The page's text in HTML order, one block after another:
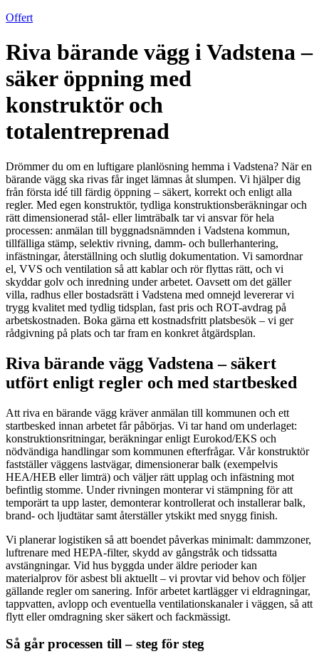
Offert
Riva bärande vägg i Vadstena –
säker öppning med
konstruktör och
totalentreprenad
Drömmer du om en luftigare planlösning hemma i Vadstena? När en
bärande vägg ska rivas får inget lämnas åt slumpen. Vi hjälper dig
från första idé till färdig öppning – säkert, korrekt och enligt alla
regler. Med egen konstruktör, tydliga konstruktionsberäkningar och
rätt dimensionerad stål- eller limträbalk tar vi ansvar för hela
processen: anmälan till byggnadsnämnden i Vadstena kommun,
tillfälliga stämp, selektiv rivning, damm- och bullerhantering,
infästningar, återställning och slutlig dokumentation. Vi samordnar
el, VVS och ventilation så att kablar och rör flyttas rätt, och vi
skyddar golv och inredning under arbetet. Oavsett om det gäller
villa, radhus eller bostadsrätt i Vadstena med omnejd levererar vi
trygg kvalitet med tydlig tidsplan, fast pris och ROT-avdrag på
arbetskostnaden. Boka gärna ett kostnadsfritt platsbesök – vi ger
rådgivning på plats och tar fram en konkret åtgärdsplan.
Riva bärande vägg Vadstena – säkert
utfört enligt regler och med startbesked
Att riva en bärande vägg kräver anmälan till kommunen och ett
startbesked innan arbetet får påbörjas. Vi tar hand om underlaget:
konstruktionsritningar, beräkningar enligt Eurokod/EKS och
nödvändiga handlingar som kommunen efterfrågar. Vår konstruktör
fastställer väggens lastvägar, dimensionerar balk (exempelvis
HEA/HEB eller limträ) och väljer rätt upplag och infästning mot
befintlig stomme. Under rivningen monterar vi stämpning för att
temporärt ta upp laster, demonterar kontrollerat och installerar balk,
brand- och ljudtätar samt återställer ytskikt med snygg finish.
Vi planerar logistiken så att boendet påverkas minimalt: dammzoner,
luftrenare med HEPA-filter, skydd av gångstråk och tidssatta
avstängningar. Vid hus byggda under äldre perioder kan
materialprov för asbest bli aktuellt – vi provtar vid behov och följer
gällande regler om sanering. Inför arbetet kartlägger vi eldragningar,
tappvatten, avlopp och eventuella ventilationskanaler i väggen, så att
flytt eller omdragning sker säkert och fackmässigt.
Så går processen till – steg för steg